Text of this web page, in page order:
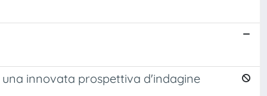
innovata prospettiva d'indagine